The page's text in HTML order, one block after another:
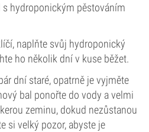
s hydroponickým pěstováním
naplňte svůj hydroponický
ho několik dní v kuse běžet.
dní staré, opatrně je vyjměte
bal ponořte do vody a velmi
zeminu, dokud nezůstanou
si velký pozor, abyste je